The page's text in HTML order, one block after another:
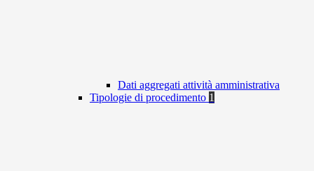
Dati aggregati attività amministrativa
Tipologie di procedimento 1